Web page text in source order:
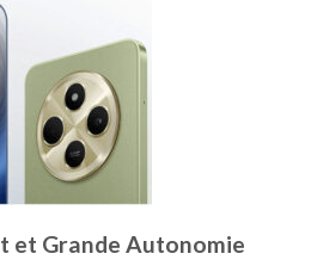
et Grande Autonomie